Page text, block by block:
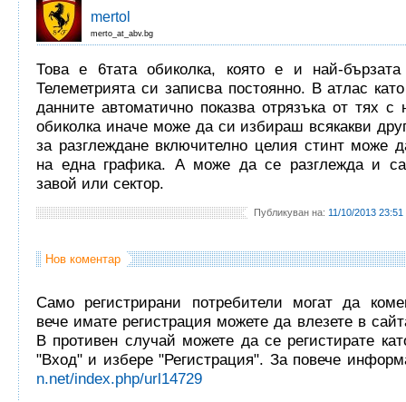
mertol
merto_at_abv.bg
Това е 6тата обиколка, която е и най-
Телеметрията си записва постоянно. В атлас
данните автоматично показва отрязъка от тях с
обиколка иначе може да си избираш всякакви
за разглеждане включително целия стинт може
на една графика. А може да се разглежда и
завой или сектор.
Публикуван на: 11/10/2013 23:51
Нов коментар
Само регистрирани потребители могат да
вече имате регистрация можете да влезете в
В противен случай можете да се регистирате
"Вход" и избере "Регистрация". За повече
n.net/index.php/url14729